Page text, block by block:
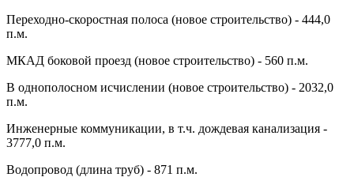
Переходно-скоростная полоса (новое строительство) - 444,0
п.м.
МКАД боковой проезд (новое строительство) - 560 п.м.
В однополосном исчислении (новое строительство) - 2032,0
п.м.
Инженерные коммуникации, в т.ч. дождевая канализация -
3777,0 п.м.
Водопровод (длина труб) - 871 п.м.